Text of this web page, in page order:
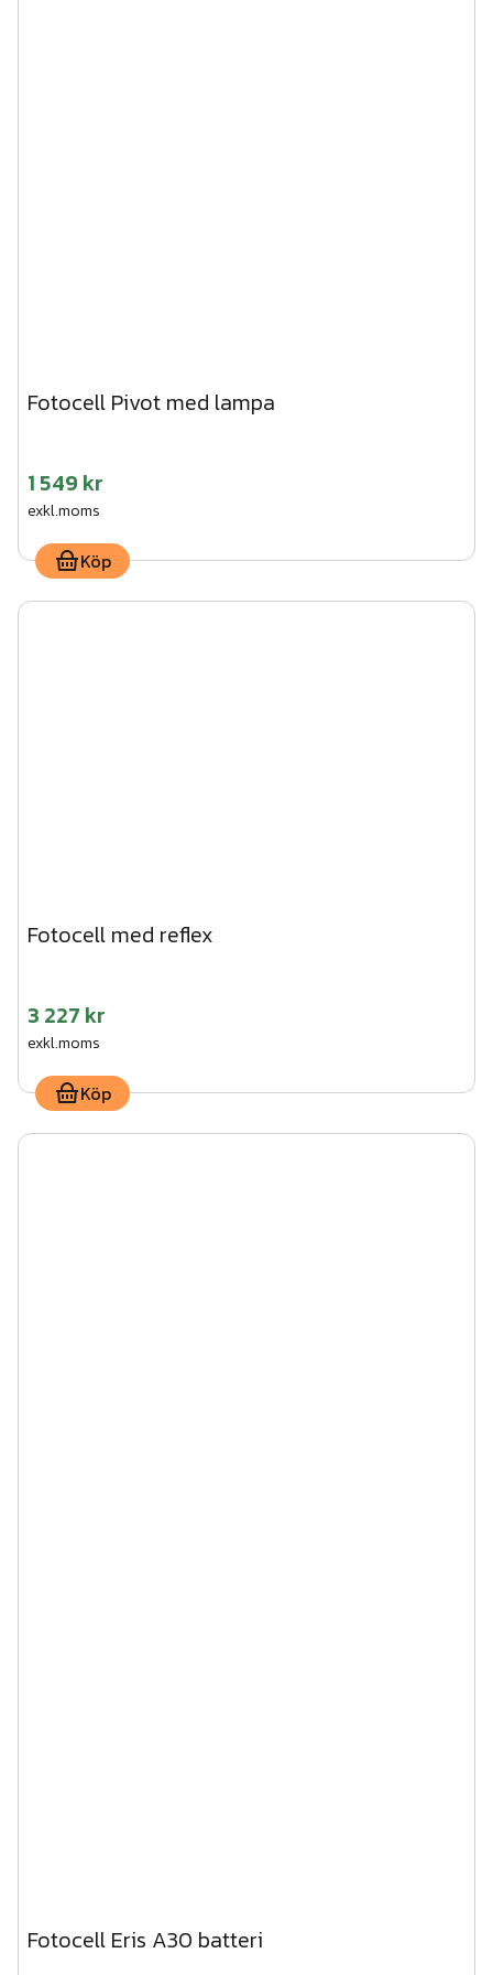
Fotocell Pivot med lampa
1 549 kr
exkl.moms
Köp
Fotocell med reflex
3 227 kr
exkl.moms
Köp
Fotocell Eris A30 batteri